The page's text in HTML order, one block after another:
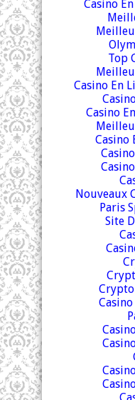
Casino
Top
Casino En
Casino
Casino
Nouveaux
Paris
Site
Crypto